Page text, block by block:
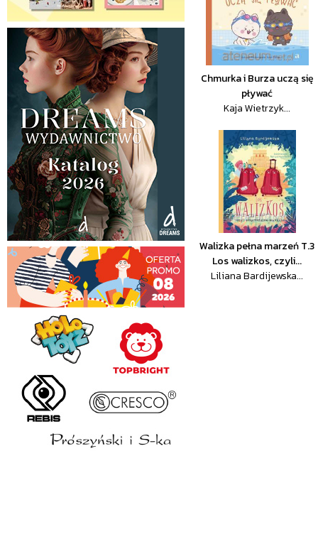
Chmurka i Burza uczą się
pływać
Kaja Wietrzyk...
Walizka pełna marzeń T.3
Los walizkos, czyli...
Liliana Bardijewska...